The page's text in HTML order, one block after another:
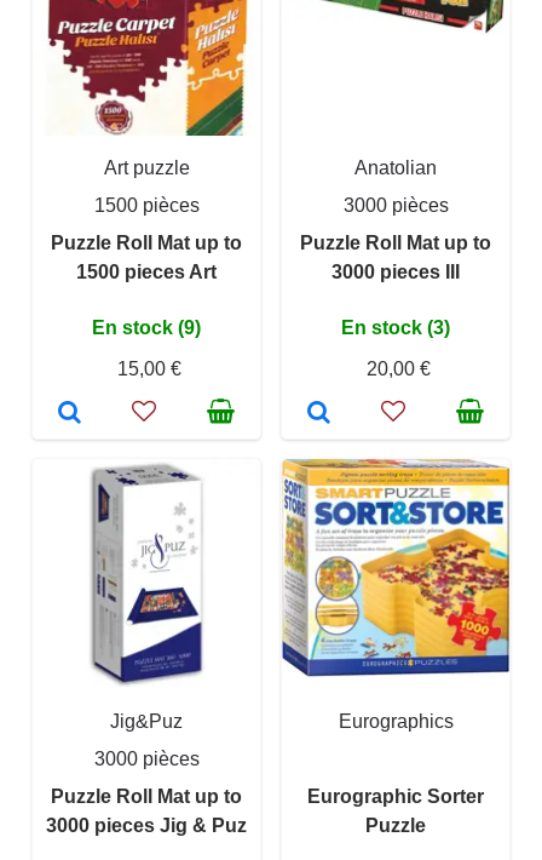
Art puzzle
1500 pièces
Puzzle Roll Mat up to
1500 pieces Art
En stock (9)
15,00 €
Anatolian
3000 pièces
Puzzle Roll Mat up to
3000 pieces III
En stock (3)
20,00 €
Jig&Puz
3000 pièces
Puzzle Roll Mat up to
3000 pieces Jig & Puz
Eurographics
Eurographic Sorter
Puzzle